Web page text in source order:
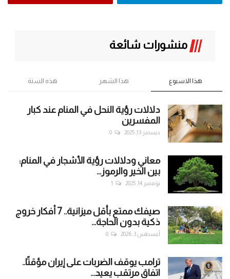
منشورات شائعة
هذا الاسبوع هذا الشهر هذه السنة
دلالات رؤية النحل في المنام عند كبار
المفسرين
ديسمبر 13, 2025 0
معاني ودلالات رؤية الأشجار في المنام:
بين الخير والرموز...
نوفمبر 14, 2025 1
صيفك ممتع بأقل ميزانية.. 7 أفكار خروج
ذكية بدون الحاجة...
أغسطس 3, 2026 0
ترامب يوقف الضربات على إيران مؤقتًا..
اتفاق مرتقب يعيد...